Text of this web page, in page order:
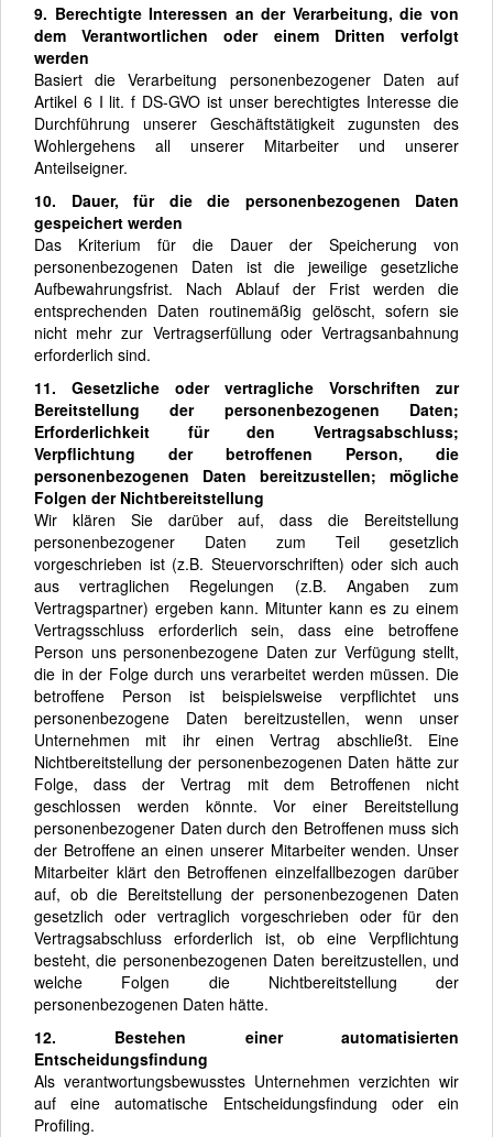
9. Berechtigte Interessen an der Verarbeitung, die von
dem Verantwortlichen oder einem Dritten verfolgt
werden
Basiert die Verarbeitung personenbezogener Daten auf
Artikel 6 I lit. f DS-GVO ist unser berechtigtes Interesse die
Durchführung unserer Geschäftstätigkeit zugunsten des
Wohlergehens all unserer Mitarbeiter und unserer
Anteilseigner.
10. Dauer, für die die personenbezogenen Daten
gespeichert werden
Das Kriterium für die Dauer der Speicherung von
personenbezogenen Daten ist die jeweilige gesetzliche
Aufbewahrungsfrist. Nach Ablauf der Frist werden die
entsprechenden Daten routinemäßig gelöscht, sofern sie
nicht mehr zur Vertragserfüllung oder Vertragsanbahnung
erforderlich sind.
11. Gesetzliche oder vertragliche Vorschriften zur
Bereitstellung der personenbezogenen Daten;
Erforderlichkeit für den Vertragsabschluss;
Verpflichtung der betroffenen Person, die
personenbezogenen Daten bereitzustellen; mögliche
Folgen der Nichtbereitstellung
Wir klären Sie darüber auf, dass die Bereitstellung
personenbezogener Daten zum Teil gesetzlich
vorgeschrieben ist (z.B. Steuervorschriften) oder sich auch
aus vertraglichen Regelungen (z.B. Angaben zum
Vertragspartner) ergeben kann. Mitunter kann es zu einem
Vertragsschluss erforderlich sein, dass eine betroffene
Person uns personenbezogene Daten zur Verfügung stellt,
die in der Folge durch uns verarbeitet werden müssen. Die
betroffene Person ist beispielsweise verpflichtet uns
personenbezogene Daten bereitzustellen, wenn unser
Unternehmen mit ihr einen Vertrag abschließt. Eine
Nichtbereitstellung der personenbezogenen Daten hätte zur
Folge, dass der Vertrag mit dem Betroffenen nicht
geschlossen werden könnte. Vor einer Bereitstellung
personenbezogener Daten durch den Betroffenen muss sich
der Betroffene an einen unserer Mitarbeiter wenden. Unser
Mitarbeiter klärt den Betroffenen einzelfallbezogen darüber
auf, ob die Bereitstellung der personenbezogenen Daten
gesetzlich oder vertraglich vorgeschrieben oder für den
Vertragsabschluss erforderlich ist, ob eine Verpflichtung
besteht, die personenbezogenen Daten bereitzustellen, und
welche Folgen die Nichtbereitstellung der
personenbezogenen Daten hätte.
12. Bestehen einer automatisierten
Entscheidungsfindung
Als verantwortungsbewusstes Unternehmen verzichten wir
auf eine automatische Entscheidungsfindung oder ein
Profiling.